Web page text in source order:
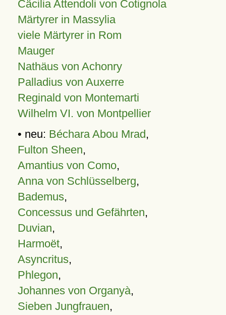
Cäcilia Attendoli von Cotignola
Märtyrer in Massylia
viele Märtyrer in Rom
Mauger
Nathäus von Achonry
Palladius von Auxerre
Reginald von Montemarti
Wilhelm VI. von Montpellier
• neu: Béchara Abou Mrad,
Fulton Sheen,
Amantius von Como,
Anna von Schlüsselberg,
Bademus,
Concessus und Gefährten,
Duvian,
Harmoët,
Asyncritus,
Phlegon,
Johannes von Organyà,
Sieben Jungfrauen,